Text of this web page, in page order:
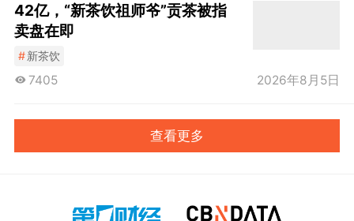
42亿，“新茶饮祖师爷”贡茶被指
卖盘在即
#新茶饮
7405 2026年8月5日
查看更多